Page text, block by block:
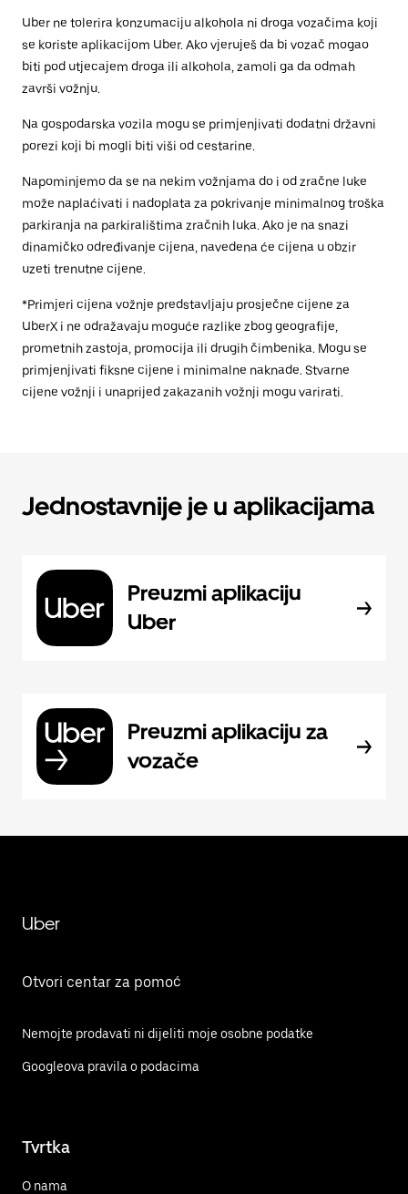
Uber ne tolerira konzumaciju alkohola ni droga vozačima koji
se koriste aplikacijom Uber. Ako vjeruješ da bi vozač mogao
biti pod utjecajem droga ili alkohola, zamoli ga da odmah
završi vožnju.
Na gospodarska vozila mogu se primjenjivati dodatni državni
porezi koji bi mogli biti viši od cestarine.
Napominjemo da se na nekim vožnjama do i od zračne luke
može naplaćivati i nadoplata za pokrivanje minimalnog troška
parkiranja na parkiralištima zračnih luka. Ako je na snazi
dinamičko određivanje cijena, navedena će cijena u obzir
uzeti trenutne cijene.
*Primjeri cijena vožnje predstavljaju prosječne cijene za
UberX i ne odražavaju moguće razlike zbog geografije,
prometnih zastoja, promocija ili drugih čimbenika. Mogu se
primjenjivati fiksne cijene i minimalne naknade. Stvarne
cijene vožnji i unaprijed zakazanih vožnji mogu varirati.
Jednostavnije je u aplikacijama
Preuzmi aplikaciju
Uber
Preuzmi aplikaciju za
vozače
Uber
Otvori centar za pomoć
Nemojte prodavati ni dijeliti moje osobne podatke
Googleova pravila o podacima
Tvrtka
O nama